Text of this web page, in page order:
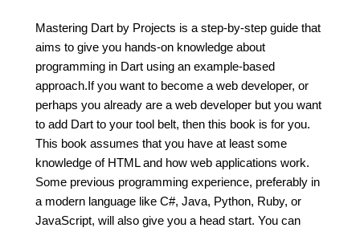
Mastering Dart by Projects is a step-by-step guide that
aims to give you hands-on knowledge about
programming in Dart using an example-based
approach.If you want to become a web developer, or
perhaps you already are a web developer but you want
to add Dart to your tool belt, then this book is for you.
This book assumes that you have at least some
knowledge of HTML and how web applications work.
Some previous programming experience, preferably in
a modern language like C#, Java, Python, Ruby, or
JavaScript, will also give you a head start. You can